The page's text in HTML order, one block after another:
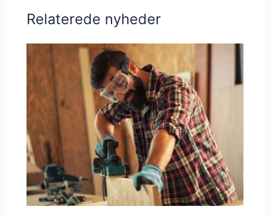
Relaterede nyheder